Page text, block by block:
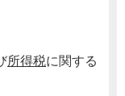
所得税に関する